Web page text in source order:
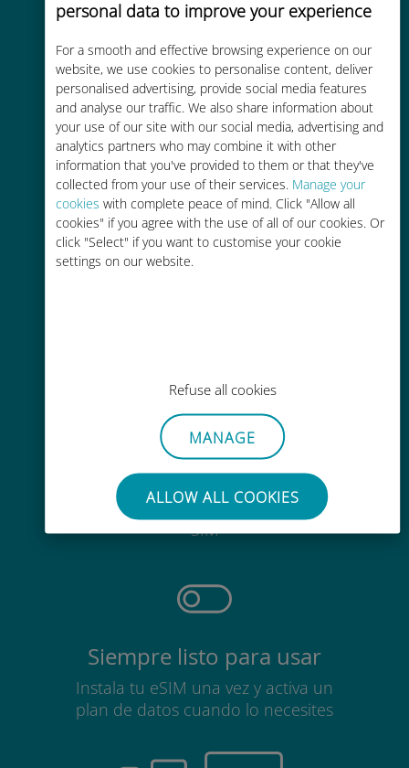
personal data to improve your experience
For a smooth and effective browsing experience on our
website, we use cookies to personalise content, deliver
personalised advertising, provide social media features
and analyse our traffic. We also share information about
your use of our site with our social media, advertising and
analytics partners who may combine it with other
information that you've provided to them or that they've
collected from your use of their services. Manage your
cookies with complete peace of mind. Click "Allow all
cookies" if you agree with the use of all of our cookies. Or
click "Select" if you want to customise your cookie
settings on our website.
Refuse all cookies
MANAGE
ALLOW ALL COOKIES
Rentable
Hasta un 90% más barato que los
costes de itinerancia con su
operador actual
Fácil recarga
Sin esfuerzo
No es necesario retirar la tarjeta
SIM
Siempre listo para usar
Instala tu eSIM una vez y activa un
plan de datos cuando lo necesites